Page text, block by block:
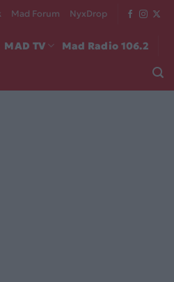
Mad Forum NyxDrop
MAD TV Mad Radio 106.2